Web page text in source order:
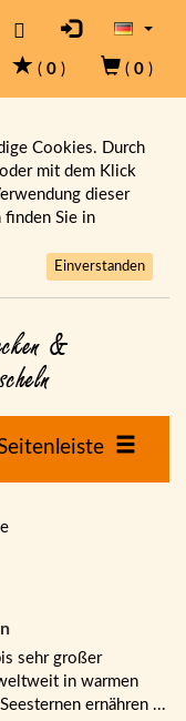
( 0 ) ( 0 )
Cookies. Durch
mit dem Klick
dieser
Sie in
Einverstanden
sehr großer
in warmen
ernähren ...